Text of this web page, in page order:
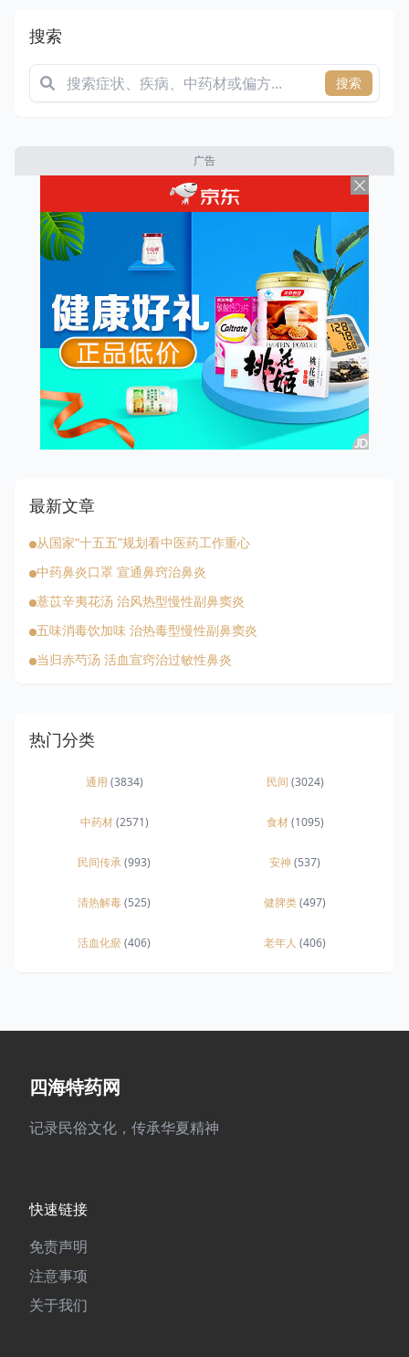
搜索
搜索
广告
最新文章
从国家“十五五”规划看中医药工作重心
中药鼻炎口罩 宣通鼻窍治鼻炎
薏苡辛夷花汤 治风热型慢性副鼻窦炎
五味消毒饮加味 治热毒型慢性副鼻窦炎
当归赤芍汤 活血宣窍治过敏性鼻炎
热门分类
通用 (3834) 民间 (3024)
中药材(2571) 食材(1095)
民间传承(993) 安神(537)
清热解毒(525) 健脾类(497)
活血化瘀(406) 老年人 (406)
四海特药网
记录民俗文化，传承华夏精神
快速链接
免责声明
注意事项
关于我们